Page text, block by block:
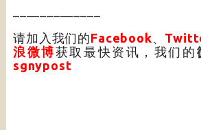
请加入我们的Facebook
浪微博获取最快资讯，我们的
sgnypost